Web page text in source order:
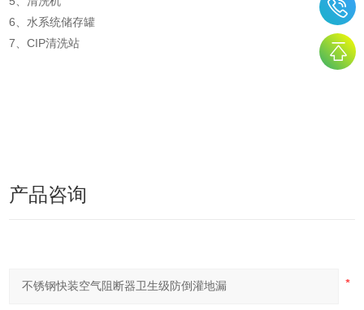
6、水系统储存罐
7、CIP清洗站
产品咨询